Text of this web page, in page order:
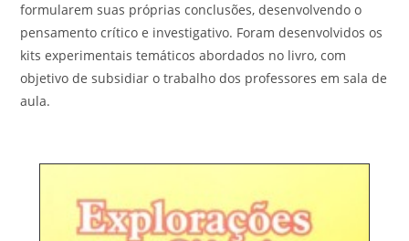
formularem suas próprias conclusões, desenvolvendo o
pensamento crítico e investigativo. Foram desenvolvidos os
kits experimentais temáticos abordados no livro, com
objetivo de subsidiar o trabalho dos professores em sala de
aula.